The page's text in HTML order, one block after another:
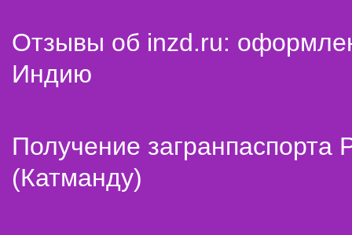
Отзывы об inzd.ru:
Индию
Получение
(Катманду)